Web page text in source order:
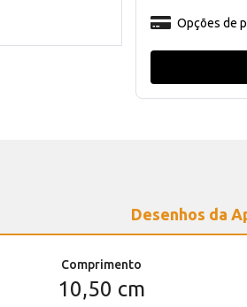
Opções de
Desenhos da
Comprimento
10,50 cm